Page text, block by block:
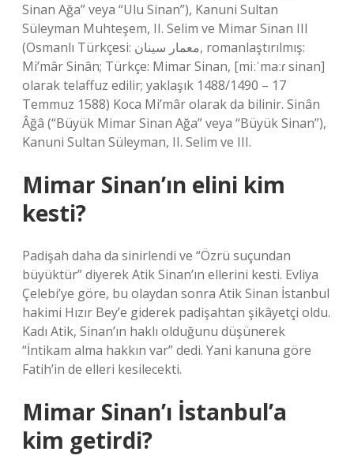
Sinan Ağa” veya “Ulu Sinan”), Kanuni Sultan
Süleyman Muhteşem, II. Selim ve Mimar Sinan III
(Osmanlı Türkçesi: معمار سينان, romanlaştırılmış:
Mi’mâr Sinân; Türkçe: Mimar Sinan, [miːˈmaːɾ sinan]
olarak telaffuz edilir; yaklaşık 1488/1490 – 17
Temmuz 1588) Koca Mi’mâr olarak da bilinir. Sinân
Âğâ (“Büyük Mimar Sinan Ağa” veya “Büyük Sinan”),
Kanuni Sultan Süleyman, II. Selim ve III.
Mimar Sinan’ın elini kim
kesti?
Padişah daha da sinirlendi ve “Özrü suçundan
büyüktür” diyerek Atik Sinan’ın ellerini kesti. Evliya
Çelebi’ye göre, bu olaydan sonra Atik Sinan İstanbul
hakimi Hızır Bey’e giderek padişahtan şikâyetçi oldu.
Kadı Atik, Sinan’ın haklı olduğunu düşünerek
“İntikam alma hakkın var” dedi. Yani kanuna göre
Fatih’in de elleri kesilecekti.
Mimar Sinan’ı İstanbul’a
kim getirdi?